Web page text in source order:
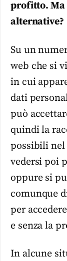
profitto. Ma
alternative?
Su un
web che si
in cui
dati
può
quindi la
possibili nel
vedersi poi
oppure si
comunque
per
e senza la
In alcune